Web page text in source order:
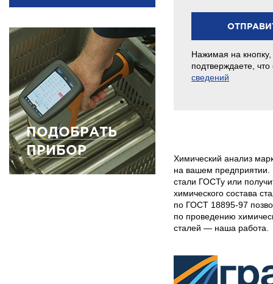
ПОДОБРАТЬ
ПРИБОР
Нажимая на
подтверждаете,
сведений
Химический анализ
на вашем предприятии.
стали ГОСТу или
химического состава
по ГОСТ 18895-97
по проведению
сталей — наша работа.